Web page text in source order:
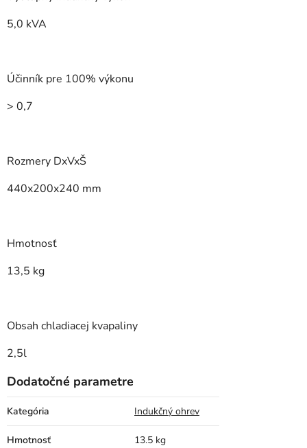
5,0 kVA
Účinník pre 100% výkonu
> 0,7
Rozmery DxVxŠ
440x200x240 mm
Hmotnosť
13,5 kg
Obsah chladiacej kvapaliny
2,5l
Dodatočné parametre
Kategória Indukčný ohrev
Hmotnosť 13.5 kg